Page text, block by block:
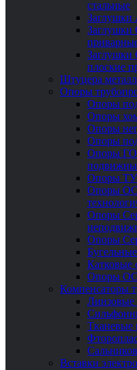
стальные
Заглушки
Заглушки
Заглушки
плоские
Штуцера
Опоры
Опоры
Опоры
Опоры
Опоры
Опоры
Опоры
Опоры
Опоры
Опоры
Катковые
Опоры
Компенсаторы
Линзовые
Тканевые
Вставки